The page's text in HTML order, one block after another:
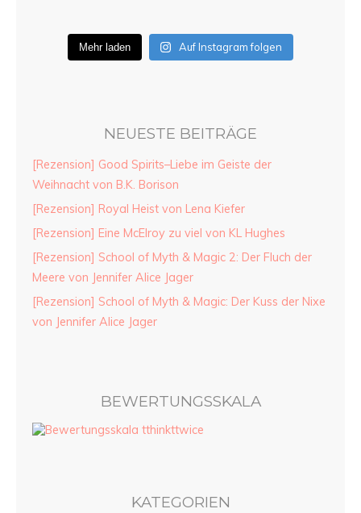
Mehr laden Auf Instagram folgen
NEUESTE BEITRÄGE
[Rezension] Good Spirits–Liebe im Geiste der
Weihnacht von B.K. Borison
[Rezension] Royal Heist von Lena Kiefer
[Rezension] Eine McElroy zu viel von KL Hughes
[Rezension] School of Myth & Magic 2: Der Fluch der
Meere von Jennifer Alice Jager
[Rezension] School of Myth & Magic: Der Kuss der Nixe
von Jennifer Alice Jager
BEWERTUNGSSKALA
KATEGORIEN